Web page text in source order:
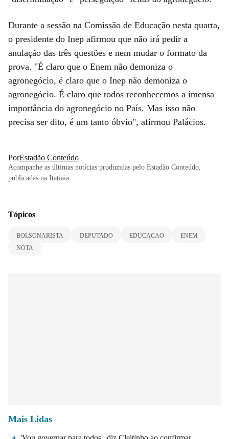
Durante a sessão na Comissão de Educação nesta quarta,
o presidente do Inep afirmou que não irá pedir a
anulação das três questões e nem mudar o formato da
prova. "É claro que o Enem não demoniza o
agronegócio, é claro que o Inep não demoniza o
agronegócio. É claro que todos reconhecemos a imensa
importância do agronegócio no País. Mas isso não
precisa ser dito, é um tanto óbvio", afirmou Palácios.
PorEstadão Conteúdo
Acompanhe as últimas notícias produzidas pelo Estadão Conteúdo,
publicadas na Itatiaia.
Tópicos
BOLSONARISTA DEPUTADO EDUCACAO
ENEM
NOTA
Mais Lidas